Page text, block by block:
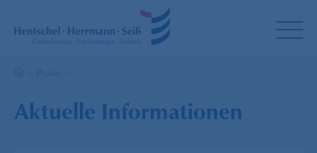
Aktuelle Informationen